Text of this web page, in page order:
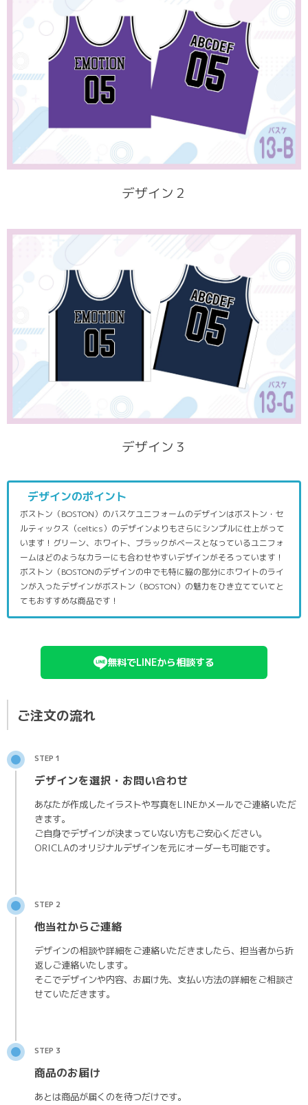
デザイン２
デザイン３
デザインのポイント
ボストン（BOSTON）のバスケユニフォームのデザインはボストン・セ
ルティックス（celtics）のデザインよりもさらにシンプルに仕上がって
います！グリーン、ホワイト、ブラックがベースとなっているユニフォ
ームはどのようなカラーにも合わせやすいデザインがそろっています！
ボストン（BOSTONのデザインの中でも特に脇の部分にホワイトのライ
ンが入ったデザインがボストン（BOSTON）の魅力をひき立てていてと
てもおすすめな商品です！
無料でLINEから相談する
ご注文の流れ
STEP 1
デザインを選択・お問い合わせ
あなたが作成したイラストや写真をLINEかメールでご連絡いただ
きます。
ご自身でデザインが決まっていない方もご安心ください。
ORICLAのオリジナルデザインを元にオーダーも可能です。
STEP 2
他当社からご連絡
デザインの相談や詳細をご連絡いただきましたら、担当者から折
返しご連絡いたします。
そこでデザインや内容、お届け先、支払い方法の詳細をご相談さ
せていただきます。
STEP 3
商品のお届け
あとは商品が届くのを待つだけです。